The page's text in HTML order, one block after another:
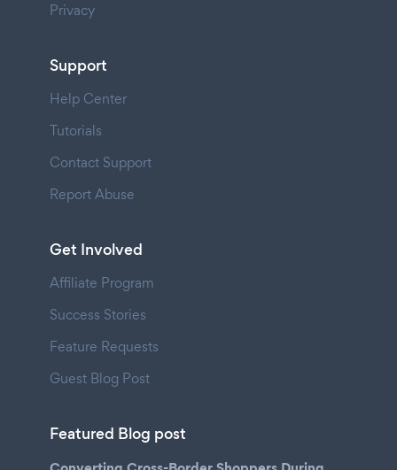
Privacy
Support
Help Center
Tutorials
Contact Support
Report Abuse
Get Involved
Affiliate Program
Success Stories
Feature Requests
Guest Blog Post
Featured Blog post